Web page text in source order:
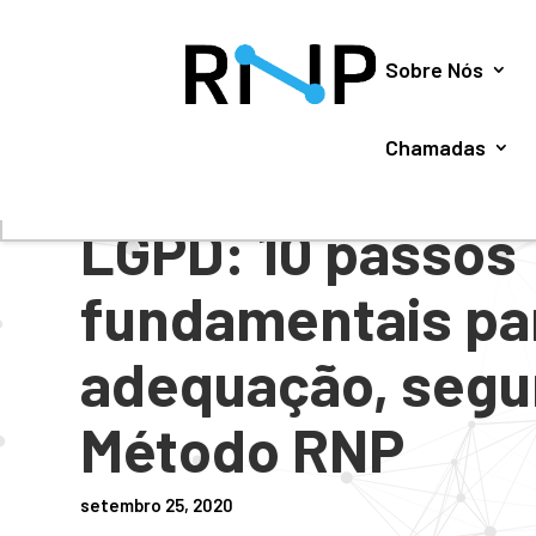
Utilizamos cookies para oferecer melhorSobre Nós
Chamadas
LGPD: 10 passos
fundamentais
adequação,
Método RNP
setembro 25, 2020